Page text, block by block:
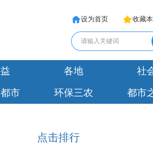
设为首页 收藏
各地 社
市 环保三农 都市
点击排行